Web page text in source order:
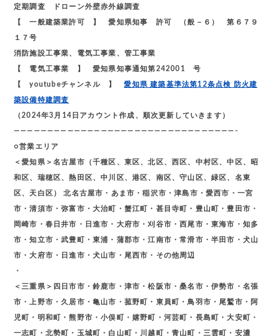
定期調査 ドローン外壁赤外線調査
【 一般建築業許可 】 愛知県知事 許可 （般－６） 第６７９
１７号
消防施設工事業、電気工事業、管工事業
【 電気工事業 】 愛知県知事通知第242001 号
【 youtubeチャンネル 】愛知県 建築基準法第12条点検 防火建
築設備特建調査
（2024年3月14日アカウント作成、順次更新していきます）
—————————————————————————————————-
○営業エリア
＜愛知県＞名古屋市（千種区、東区、北区、西区、中村区、中区、昭
和区、瑞穂区、熱田区、中川区、港区、南区、守山区、緑区、名東
区、天白区） 北名古屋市・あま市・稲沢市・津島市・愛西市・一宮
市・清須市・弥富市・大治町・蟹江町・甚目寺町・豊山町・豊田市・
岡崎市・春日井市・日進市・大府市・刈谷市・西尾市・東海市・知多
市・知立市・武豊町・東浦・蒲郡市・江南市・常滑市・半田市・犬山
市・大府市・日進市・犬山市・尾西市・その他周辺
・
＜三重県＞四日市市・鈴鹿市・津市・松阪市・桑名市・伊勢市・名張
市・上野市・久居市・亀山市・菰野町・東員町・鳥羽市・尾鷲市・阿
児町・明和町・熊野市・小俣町・嬉野町・河芸町・長島町・大安町・
一志町・北勢町・玉城町・白山町・川越町・青山町・三雲町・安濃